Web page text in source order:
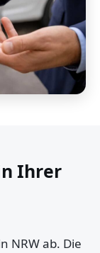
Ihrer
NRW ab. Die